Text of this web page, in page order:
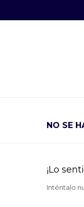
NO SE
¡Lo
Inténtalo